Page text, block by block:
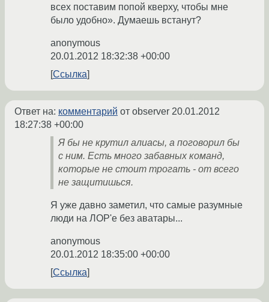
всех поставим попой кверху, чтобы мне
было удобно». Думаешь встанут?
anonymous
20.01.2012 18:32:38 +00:00
Ссылка
Ответ на: комментарий от observer 20.01.2012
18:27:38 +00:00
Я бы не крутил алиасы, а поговорил бы
с ним. Есть много забавных команд,
которые не стоит трогать - от всего
не защитишься.
Я уже давно заметил, что самые разумные
люди на ЛОР'е без аватары...
anonymous
20.01.2012 18:35:00 +00:00
Ссылка